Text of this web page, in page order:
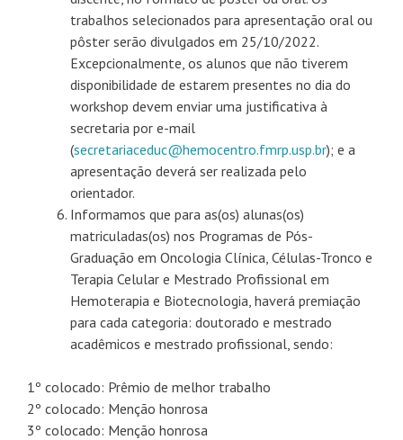
trabalhos selecionados para apresentação oral ou
pôster serão divulgados em 25/10/2022.
Excepcionalmente, os alunos que não tiverem
disponibilidade de estarem presentes no dia do
workshop devem enviar uma justificativa à
secretaria por e-mail
(secretariaceduc@hemocentro.fmrp.usp.br); e a
apresentação deverá ser realizada pelo
orientador.
Informamos que para as(os) alunas(os)
matriculadas(os) nos Programas de Pós-
Graduação em Oncologia Clínica, Células-Tronco e
Terapia Celular e Mestrado Profissional em
Hemoterapia e Biotecnologia, haverá premiação
para cada categoria: doutorado e mestrado
acadêmicos e mestrado profissional, sendo:
1º colocado: Prêmio de melhor trabalho
2º colocado: Menção honrosa
3º colocado: Menção honrosa